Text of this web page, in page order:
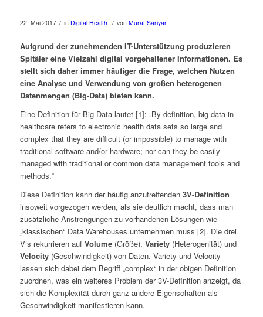
22. Mai 2017 / in Digital Health / von Murat Sariyar
Aufgrund der zunehmenden IT-Unterstützung produzieren
Spitäler eine Vielzahl digital vorgehaltener Informationen. Es
stellt sich daher immer häufiger die Frage, welchen Nutzen
eine Analyse und Verwendung von großen heterogenen
Datenmengen (Big-Data) bieten kann.
Eine Definition für Big-Data lautet [1]: „By definition, big data in
healthcare refers to electronic health data sets so large and
complex that they are difficult (or impossible) to manage with
traditional software and/or hardware; nor can they be easily
managed with traditional or common data management tools and
methods.“
Diese Definition kann der häufig anzutreffenden 3V-Definition
insoweit vorgezogen werden, als sie deutlich macht, dass man
zusätzliche Anstrengungen zu vorhandenen Lösungen wie
„klassischen“ Data Warehouses unternehmen muss [2]. Die drei
V‘s rekurrieren auf Volume(Größe), Variety(Heterogenität) und
Velocity(Geschwindigkeit) von Daten. Variety und Velocity
lassen sich dabei dem Begriff „complex“ in der obigen Definition
zuordnen, was ein weiteres Problem der 3V-Definition anzeigt, da
sich die Komplexität durch ganz andere Eigenschaften als
Geschwindigkeit manifestieren kann.